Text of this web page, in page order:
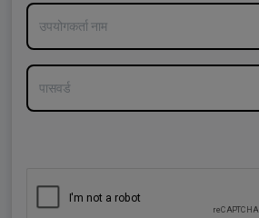
उपयोगकर्ता नाम
पासवर्ड